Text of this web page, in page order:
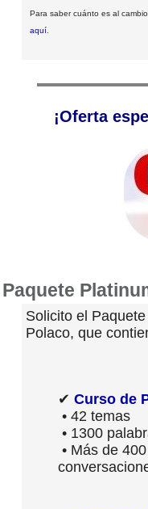
Para saber cuánto es al
aquí
¡Oferta
Paquete
Solicito el
Polaco, que
✔ Curso de
• 42 temas
• 1300
• Más de